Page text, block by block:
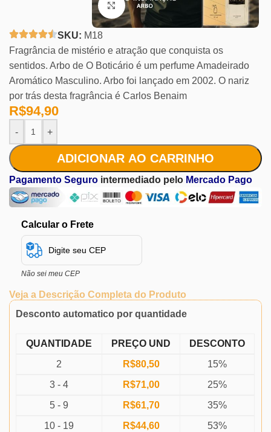
Clique para ampliar
SKU: M18
Fragrância de mistério e atração que conquista os
sentidos. Arbo de O Boticário é um perfume Amadeirado
Aromático Masculino. Arbo foi lançado em 2002. O nariz
por trás desta fragrância é Carlos Benaim
R$94,90
- +
ADICIONAR AO CARRINHO
Pagamento Seguro intermediado pelo Mercado Pago
Calcular o Frete
Não sei meu CEP
Veja a Descrição Completa do Produto
Desconto automatico por quantidade
QUANTIDADE PREÇO UND
DESCONTO
2
R$80,50
15%
3 - 4
R$71,00
25%
5 - 9
R$61,70
35%
10 - 19
R$44,60
53%